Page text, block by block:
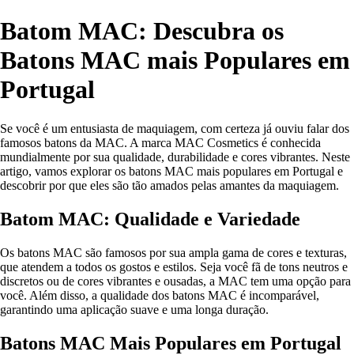
Batom MAC: Descubra os
Batons MAC mais Populares em
Portugal
Se você é um entusiasta de maquiagem, com certeza já ouviu falar dos
famosos batons da MAC. A marca MAC Cosmetics é conhecida
mundialmente por sua qualidade, durabilidade e cores vibrantes. Neste
artigo, vamos explorar os batons MAC mais populares em Portugal e
descobrir por que eles são tão amados pelas amantes da maquiagem.
Batom MAC: Qualidade e Variedade
Os batons MAC são famosos por sua ampla gama de cores e texturas,
que atendem a todos os gostos e estilos. Seja você fã de tons neutros e
discretos ou de cores vibrantes e ousadas, a MAC tem uma opção para
você. Além disso, a qualidade dos batons MAC é incomparável,
garantindo uma aplicação suave e uma longa duração.
Batons MAC Mais Populares em Portugal